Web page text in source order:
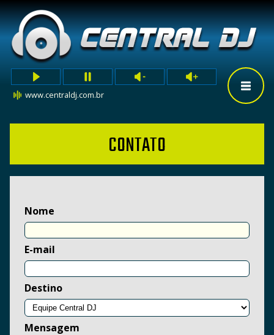
www.centraldj.com.br
CONTATO
Nome
E-mail
Destino
Mensagem